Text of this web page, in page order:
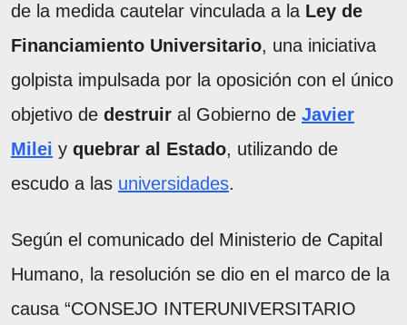
de la medida cautelar vinculada a la Ley de
Financiamiento Universitario, una iniciativa
golpista impulsada por la oposición con el único
objetivo de destruir al Gobierno de Javier
Milei y quebrar al Estado, utilizando de
escudo a las universidades.
Según el comunicado del Ministerio de Capital
Humano, la resolución se dio en el marco de la
causa “CONSEJO INTERUNIVERSITARIO